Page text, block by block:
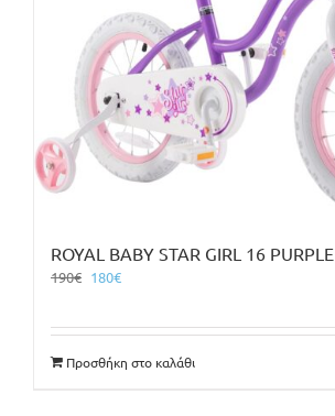
ROYAL BABY STAR GIRL 16 PURPLE
190€ Original
190€.
180€Η
είναι:
180€.
Προσθήκη στο καλάθι